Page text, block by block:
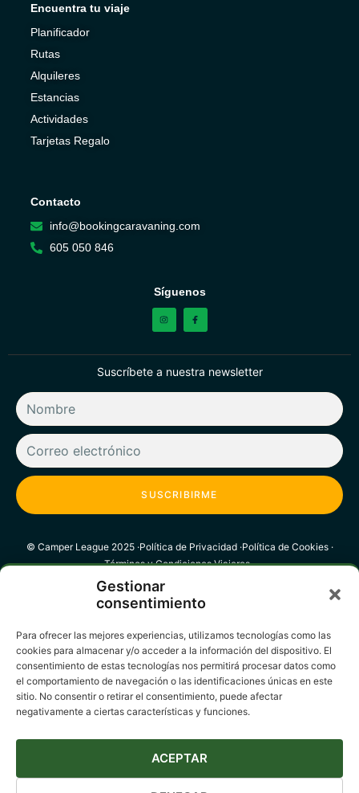
Gestionar
consentimiento
Para ofrecer las mejores experiencias, utilizamos tecnologías como las
cookies para almacenar y/o acceder a la información del dispositivo. El
consentimiento de estas tecnologías nos permitirá procesar datos como
el comportamiento de navegación o las identificaciones únicas en este
sitio. No consentir o retirar el consentimiento, puede afectar
negativamente a ciertas características y funciones.
ACEPTAR
Encuentra tu viaje
Planificador
Rutas
Alquileres
Estancias
Actividades
Tarjetas Regalo
Contacto
info@bookingcaravaning.com
605 050 846
Síguenos
Suscríbete a nuestra newsletter
SUSCRIBIRME
© Camper League 2025 ·Política de Privacidad ·Política de Cookies ·
Términos y Condiciones Viajeros ·
Términos y Condiciones Proveedores